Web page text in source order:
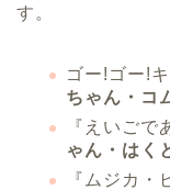
す。
ゴー!ゴー!
ちゃん・コ
『えいご
ゃん・はく
『ムジカ・